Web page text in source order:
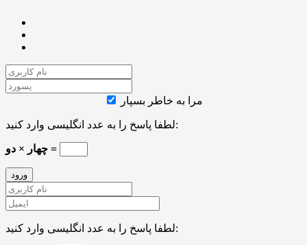
مرا به خاطر بسپار
لطفا پاسخ را به عدد انگلیسی وارد کنید:
چهار × دو =
لطفا پاسخ را به عدد انگلیسی وارد کنید: